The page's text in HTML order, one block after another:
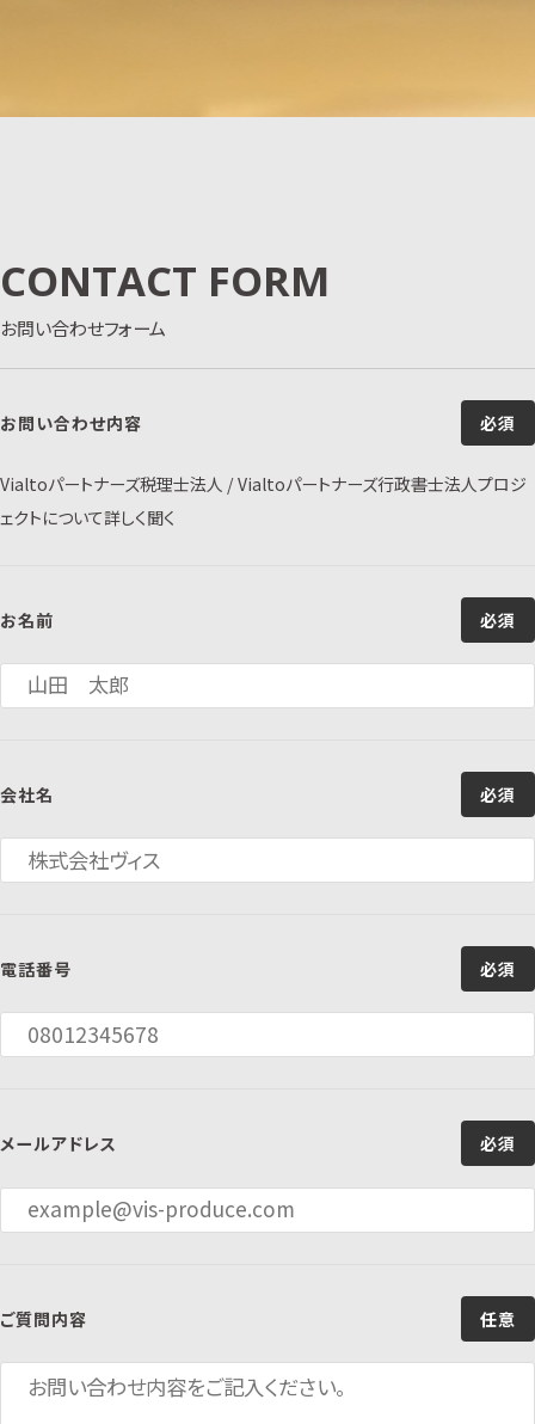
CONTACT FORM
お問い合わせフォーム
お問い合わせ内容 必須
Vialtoパートナーズ税理士法人 / Vialtoパートナーズ行政書士法人プロジ
ェクトについて詳しく聞く
お名前 必須
会社名 必須
電話番号 必須
メールアドレス 必須
ご質問内容 任意